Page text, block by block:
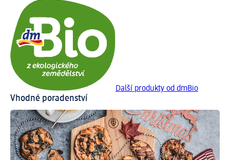
Další produkty od dmBio
Vhodné poradenství